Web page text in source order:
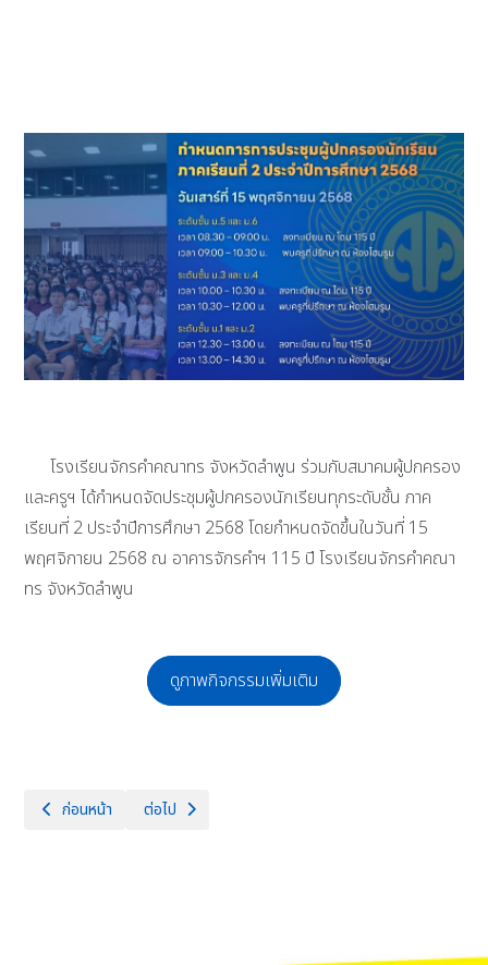
โรงเรียนจักรคำคณาทร จังหวัดลำพูน ร่วมกับสมาคมผู้ปกครอง
และครูฯ ได้กำหนดจัดประชุมผู้ปกครองนักเรียนทุกระดับชั้น ภาค
เรียนที่ 2 ประจำปีการศึกษา 2568 โดยกำหนดจัดขึ้นในวันที่ 15
พฤศจิกายน 2568 ณ อาคารจักรคำฯ 115 ปี โรงเรียนจักรคำคณา
ทร จังหวัดลำพูน
ดูภาพกิจกรรมเพิ่มเติม
เนื้อหาก่อนหน้า: โรงเรียนจักรคำคณาทร จังหวัดลำพูน ขอแสดงความยินดีกั
ก่อนหน้า เนื้อหาถัดไป: พิธีบำเพ็ญกุศลปัณรสมวาร (ครบ 15 วัน) อุทิ
ต่อไป